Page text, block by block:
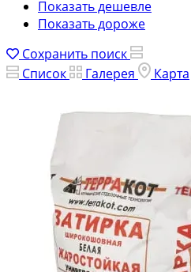
Показать дешевле
Показать дороже
Сохранить поиск
Список
Галерея Карта